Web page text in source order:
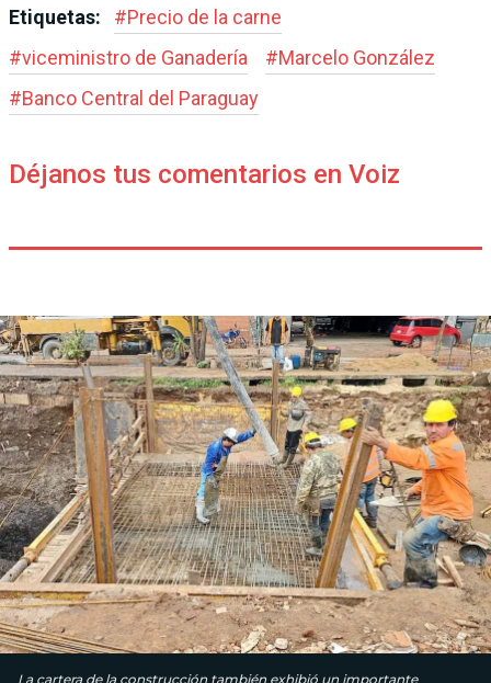
Etiquetas: #Precio de la carne
#viceministro de Ganadería #Marcelo González
#Banco Central del Paraguay
Déjanos tus comentarios en Voiz
La cartera de la construcción también exhibió un importante